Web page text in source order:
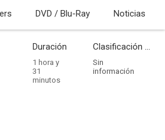
DVD / Blu-Ray Noticias
Duración
1 hora y
31
minutos
Clasificación por edades
Sin
información